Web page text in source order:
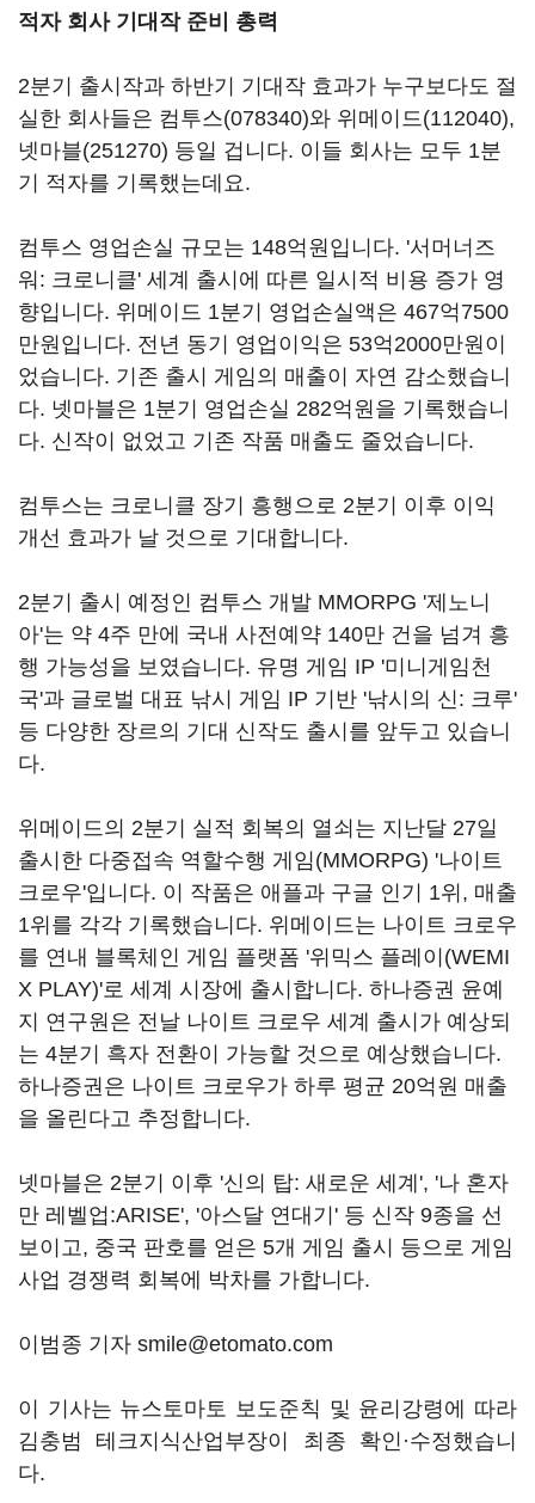
적자 회사 기대작 준비 총력
2분기 출시작과 하반기 기대작 효과가 누구보다도 절
실한 회사들은 컴투스(078340)와 위메이드(112040),
넷마블(251270) 등일 겁니다. 이들 회사는 모두 1분
기 적자를 기록했는데요.
컴투스 영업손실 규모는 148억원입니다. '서머너즈
워: 크로니클' 세계 출시에 따른 일시적 비용 증가 영
향입니다. 위메이드 1분기 영업손실액은 467억7500
만원입니다. 전년 동기 영업이익은 53억2000만원이
었습니다. 기존 출시 게임의 매출이 자연 감소했습니
다. 넷마블은 1분기 영업손실 282억원을 기록했습니
다. 신작이 없었고 기존 작품 매출도 줄었습니다.
컴투스는 크로니클 장기 흥행으로 2분기 이후 이익
개선 효과가 날 것으로 기대합니다.
2분기 출시 예정인 컴투스 개발 MMORPG '제노니
아'는 약 4주 만에 국내 사전예약 140만 건을 넘겨 흥
행 가능성을 보였습니다. 유명 게임 IP '미니게임천
국'과 글로벌 대표 낚시 게임 IP 기반 '낚시의 신: 크루'
등 다양한 장르의 기대 신작도 출시를 앞두고 있습니
다.
위메이드의 2분기 실적 회복의 열쇠는 지난달 27일
출시한 다중접속 역할수행 게임(MMORPG) '나이트
크로우'입니다. 이 작품은 애플과 구글 인기 1위, 매출
1위를 각각 기록했습니다. 위메이드는 나이트 크로우
를 연내 블록체인 게임 플랫폼 '위믹스 플레이(WEMI
X PLAY)'로 세계 시장에 출시합니다. 하나증권 윤예
지 연구원은 전날 나이트 크로우 세계 출시가 예상되
는 4분기 흑자 전환이 가능할 것으로 예상했습니다.
하나증권은 나이트 크로우가 하루 평균 20억원 매출
을 올린다고 추정합니다.
넷마블은 2분기 이후 '신의 탑: 새로운 세계', '나 혼자
만 레벨업:ARISE', '아스달 연대기' 등 신작 9종을 선
보이고, 중국 판호를 얻은 5개 게임 출시 등으로 게임
사업 경쟁력 회복에 박차를 가합니다.
이범종 기자 smile@etomato.com
이 기사는 뉴스토마토 보도준칙 및 윤리강령에 따라
김충범 테크지식산업부장이 최종 확인·수정했습니
다.